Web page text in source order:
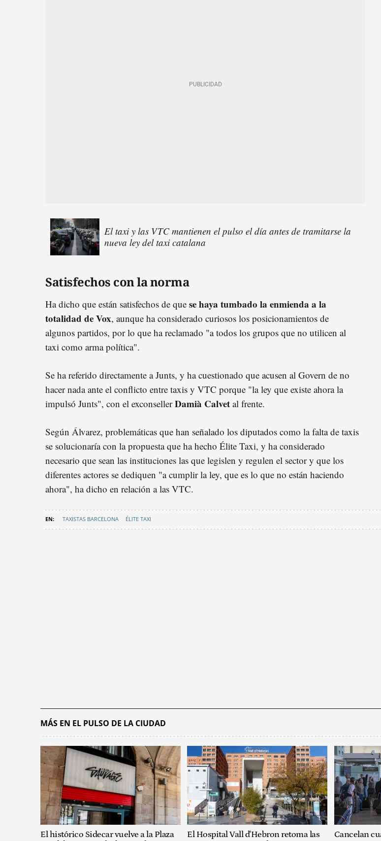
El taxi y las VTC mantienen el pulso el día antes de tramitarse la
nueva ley del taxi catalana
Satisfechos con la norma
Ha dicho que están satisfechos de que se haya tumbado la enmienda a la
totalidad de Vox, aunque ha considerado curiosos los posicionamientos de
algunos partidos, por lo que ha reclamado "a todos los grupos que no utilicen al
taxi como arma política".
Se ha referido directamente a Junts, y ha cuestionado que acusen al Govern de no
hacer nada ante el conflicto entre taxis y VTC porque "la ley que existe ahora la
impulsó Junts", con el exconsellerDamià Calvet al frente.
Según Álvarez, problemáticas que han señalado los diputados como la falta de taxis
se solucionaría con la propuesta que ha hecho Élite Taxi, y ha considerado
necesario que sean las instituciones las que legislen y regulen el sector y que los
diferentes actores se dediquen "a cumplir la ley, que es lo que no están haciendo
ahora", ha dicho en relación a las VTC.
TAXISTAS BARCELONA ÉLITE TAXI
MÁS EN EL PULSO DE LA CIUDAD
El histórico Sidecar vuelve a la Plaza
El Hospital Vall d'Hebron retoma las
Cancelan